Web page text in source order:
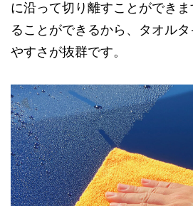
に沿って切り離すことができ
ることができるから、タオル
やすさが抜群です。